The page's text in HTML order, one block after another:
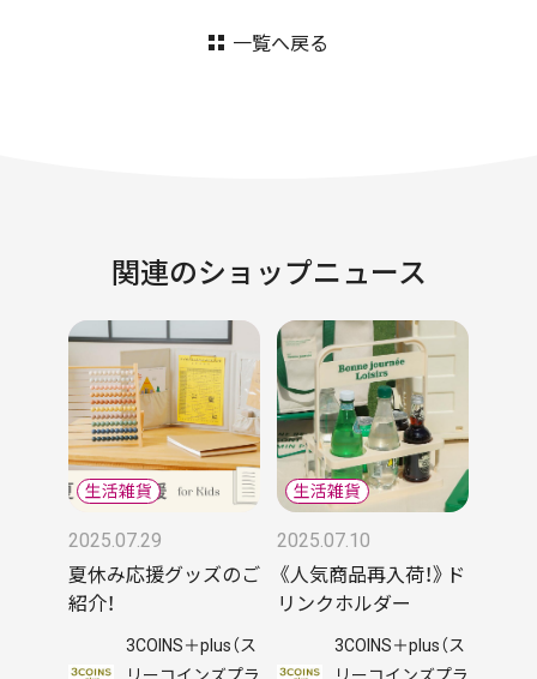
一覧へ戻る
関連のショップニュース
2025.07.29
夏休み応援グッズのご
紹介！
3COINS＋plus（ス
リーコインズプラ
2025.07.10
《人気商品再入荷！》ド
リンクホルダー
3COINS＋plus（ス
リーコインズプラ